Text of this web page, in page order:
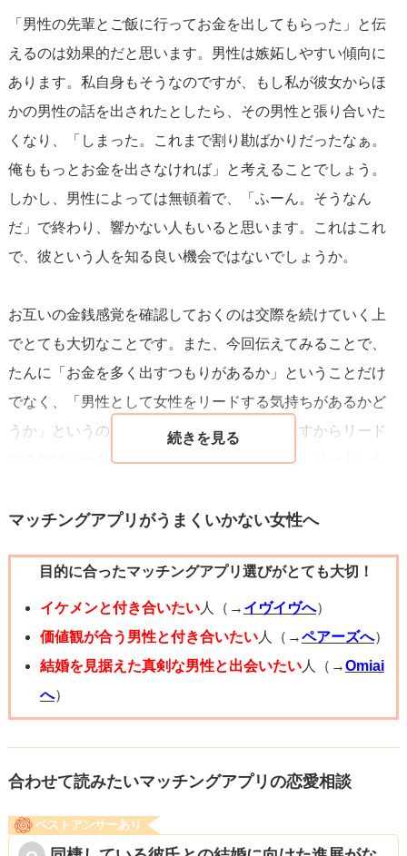
「男性の先輩とご飯に行ってお金を出してもらった」と伝
えるのは効果的だと思います。男性は嫉妬しやすい傾向に
あります。私自身もそうなのですが、もし私が彼女からほ
かの男性の話を出されたとしたら、その男性と張り合いた
くなり、「しまった。これまで割り勘ばかりだったなぁ。
俺ももっとお金を出さなければ」と考えることでしょう。
しかし、男性によっては無頓着で、「ふーん。そうなん
だ」で終わり、響かない人もいると思います。これはこれ
で、彼という人を知る良い機会ではないでしょうか。
お互いの金銭感覚を確認しておくのは交際を続けていく上
でとても大切なことです。また、今回伝えてみることで、
たんに「お金を多く出すつもりがあるか」ということだけ
でなく、「男性として女性をリードする気持ちがあるかど
うか」というのもわかります。お金を多く出すからリード
する気持ちがある、とは言い切れないものの、リードした
います。彼の金銭感覚や、リードしたいと考えているかど
いう意味でも男性の先輩とご飯に行ったときにお金を出し
てもらったことを話すのは良いと思います。うまくいけ
ば、嫉妬させて彼の恋心を燃え上がらせることもでき、一
石二鳥です。
ただし、「俺と付き合ってるのに男とごはん行ったの？」
と、嫉妬よりも怒りを買うこともあり得ますので、そのリ
スクもあることはお伝えをしておきます。
マッチングアプリがうまくいかない女性へ
目的に合ったマッチングアプリ選びがとても大切！
イケメンと付き合いたい人（→ イヴイヴへ）
価値観が合う男性と付き合いたい人（→ペアーズへ）
結婚を見据えた真剣な男性と出会いたい人（→Omiai
へ）
合わせて読みたいマッチングアプリの恋愛相談
ベストアンサーあり